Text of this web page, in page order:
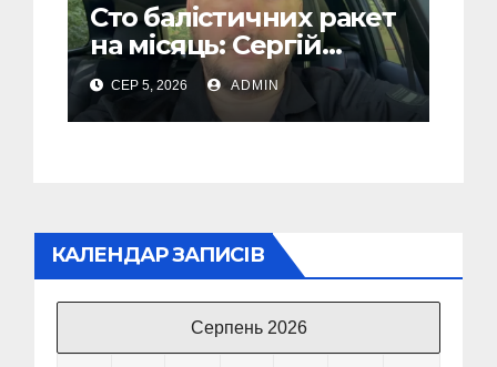
Сто балістичних ракет
на місяць: Сергій
“Флеш” закликав
українців готуватися
до гіршого
СЕР 5, 2026 ADMIN
КАЛЕНДАР ЗАПИСІВ
Серпень 2026